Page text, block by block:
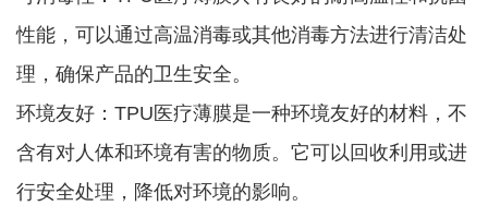
性能，可以通过高温消毒或其他消毒方法进行清洁处
理，确保产品的卫生安全。
环境友好：TPU医疗薄膜是一种环境友好的材料，不
含有对人体和环境有害的物质。它可以回收利用或进
行安全处理，降低对环境的影响。